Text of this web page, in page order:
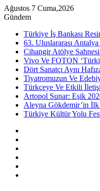
Ağustos 7 Cuma,2026
Gündem
Türkiye İş Bankası
63. Uluslararası
Cihangir Atölye
Vivo Ve FOTON
Dört Sanatçı Aynı
Tiyatromuzun Ve
Türkçeye Ve Etkili
Artopol Sunar: Eşik
Aleyna Gökdemir’in
Türkiye Kültür Yolu